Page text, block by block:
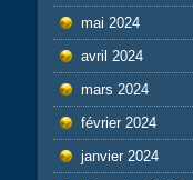
mai 2024
avril 2024
mars 2024
février 2024
janvier 2024